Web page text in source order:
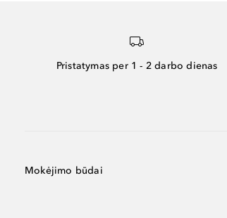
Pristatymas per 1 - 2 darbo dienas
Mokėjimo būdai